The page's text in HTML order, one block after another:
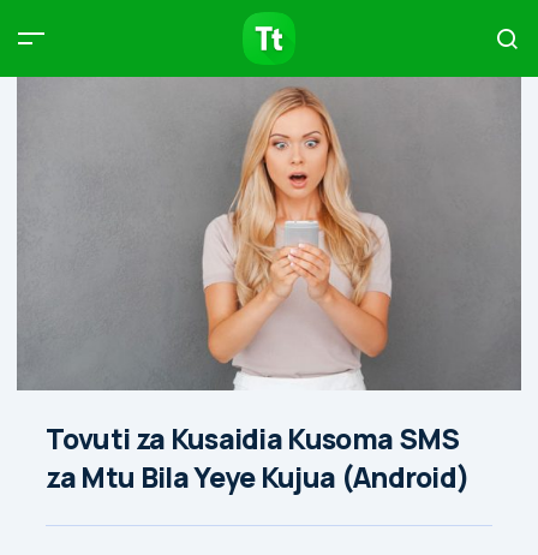
Tovuti za Kusaidia Kusoma SMS
za Mtu Bila Yeye Kujua (Android)
Products Articles
Type to start searching…